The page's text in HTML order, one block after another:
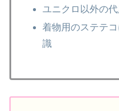
ユニクロ以外の
着物用のステテ
識